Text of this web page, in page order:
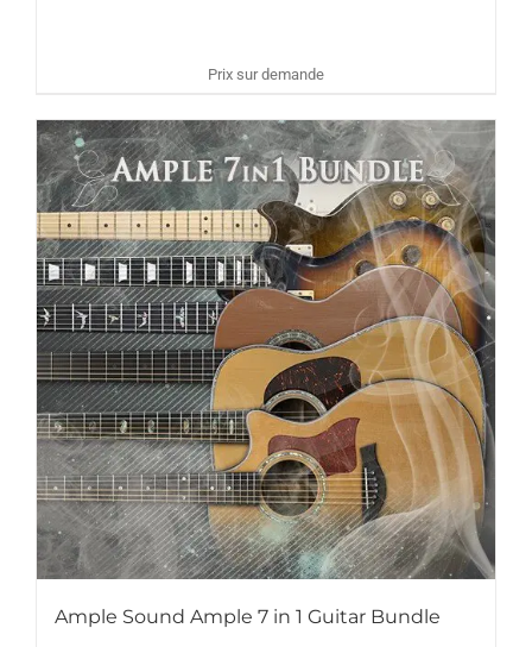
Prix sur demande
Ample Sound Ample 7 in 1 Guitar Bundle